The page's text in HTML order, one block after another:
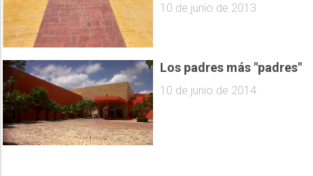
10 de junio de 2013
Los padres más "padres"
10 de junio de 2014